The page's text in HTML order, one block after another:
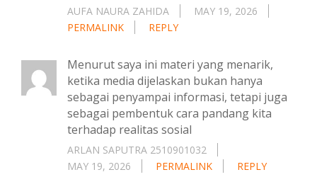
AUFA NAURA ZAHIDA
MAY 19, 2026
PERMALINK
REPLY
Menurut saya ini materi yang menarik,
ketika media dijelaskan bukan hanya
sebagai penyampai informasi, tetapi juga
sebagai pembentuk cara pandang kita
terhadap realitas sosial
ARLAN SAPUTRA 2510901032
MAY 19, 2026
PERMALINK REPLY